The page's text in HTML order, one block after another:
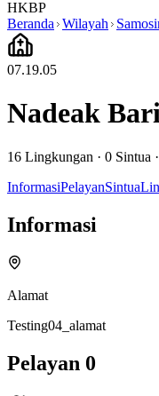
HKBP
Beranda Wilayah
07.19.05
Nadeak
16 Lingkungan · 0 Sintua ·
InformasiPelayanSintua
Informasi
Alamat
Testing04_alamat
Pelayan 0